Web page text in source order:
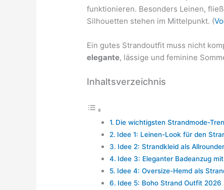
funktionieren. Besonders Leinen,
Silhouetten stehen im Mittelpunkt. (
Ein gutes Strandoutfit muss nicht
elegante, lässige und feminine
Inhaltsverzeichnis
Die wichtigsten Strandmode-
Idee 1: Leinen-Look für den
Idee 2: Strandkleid als Allrounder
Idee 3: Eleganter Badeanzug
Idee 4: Oversize-Hemd als
Idee 5: Boho Strand Outfit 2026